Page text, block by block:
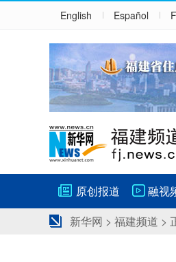
English Español
原创报道 融视
新华网 > 福建频道 >